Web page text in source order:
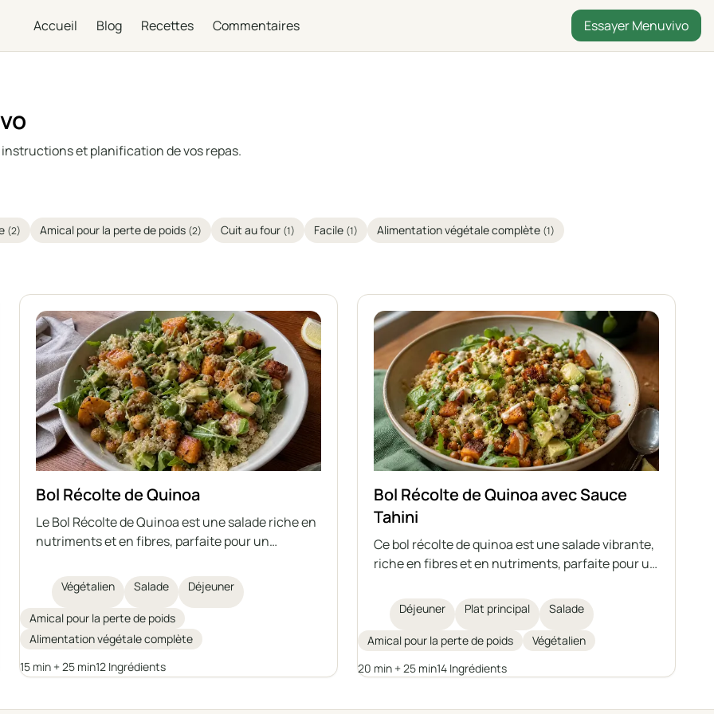
Accueil Blog Recettes Commentaires Essayer Menuvivo
et planification de vos repas.
(2) Amical pour la perte de poids (2) Cuit au four (1) Facile (1) Alimentation végétale complète (1)
Bol Récolte de Quinoa
Le Bol Récolte de Quinoa est une salade riche en
nutriments et en fibres, parfaite pour un
cuit, des patates douces rôties, des pois chiches
croustillants, de l’avocat crémeux, des graines
de courge germées, des feuilles vertes et une
sauce tahini maison acidulée. Les ingrédients
bonnes graisses pour une énergie durable, ce qui
Végétalien Salade Déjeuner
Amical pour la perte de poids
Alimentation végétale complète
15 min + 25 min12 Ingrédients
Bol Récolte de Quinoa avec Sauce
Tahini
Ce bol récolte de quinoa est une salade vibrante,
riche en fibres et en nutriments, parfaite pour un
douces rôties, pois chiches, roquette fraîche,
avocat et graines de courge germées, il est
nappé d'une sauce tahini maison pour plus de
poids ou pour toute personne recherchant un
Déjeuner Plat principal Salade
Amical pour la perte de poids
Végétalien
20 min + 25 min14 Ingrédients